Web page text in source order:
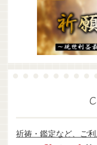
祈祷・鑑定など、ご